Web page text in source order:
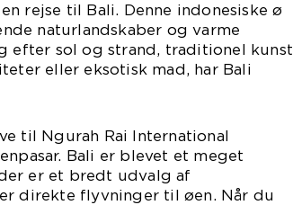
rejse til Bali. Denne indonesiske ø
naturlandskaber og varme
efter sol og strand, traditionel kunst
eller eksotisk mad, har Bali
til Ngurah Rai International
Bali er blevet et meget
er et bredt udvalg af
direkte flyvninger til øen. Når du